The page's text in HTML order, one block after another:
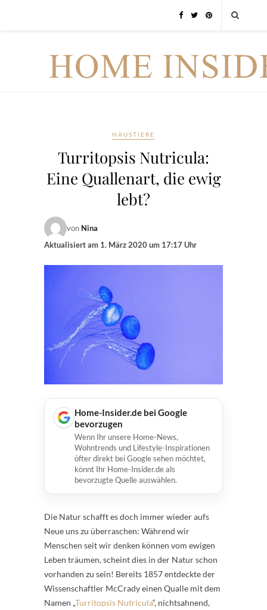
HAUSTIERE
Turritopsis Nutricula:
Eine Quallenart, die ewig
lebt?
von Nina
Aktualisiert am 1. März 2020 um 17:17 Uhr
Home-Insider.de bei Google
bevorzugen
Wenn Ihr unsere Home-News,
Wohntrends und Lifestyle-Inspirationen
öfter direkt bei Google sehen möchtet,
könnt Ihr Home-Insider.de als
bevorzugte Quelle auswählen.
Die Natur schafft es doch immer wieder aufs
Neue uns zu überraschen: Während wir
Menschen seit wir denken können vom ewigen
Leben träumen, scheint dies in der Natur schon
vorhanden zu sein! Bereits 1857 entdeckte der
Wissenschaftler McCrady einen Qualle mit dem
Namen „Turritopsis Nutricula“, nichtsahnend,